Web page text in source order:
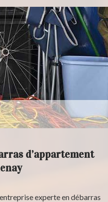
d’appartement
experte en débarras